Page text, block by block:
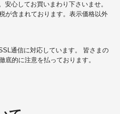
安心してお買いまわり下さいませ。
が含まれております。表示価格以外
通信に対応しています。 皆さまの
底的に注意を払っております。